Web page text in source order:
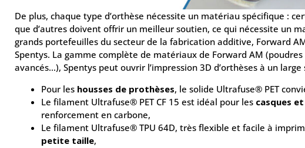
De plus, chaque type d’orthèse nécessite un matériau spécifique :
que d’autres doivent offrir un meilleur soutien, ce qui nécessite un
grands portefeuilles du secteur de la fabrication additive, Forward
Spentys. La gamme complète de matériaux de Forward AM
avancés…), Spentys peut ouvrir l’impression 3D d’orthèses à un large
Pour les housses de prothèses, le solide Ultrafuse® PET
Le filament Ultrafuse® PET CF 15 est idéal pour les casques
renforcement en carbone,
Le filament Ultrafuse® TPU 64D, très flexible et facile à
petite taille,